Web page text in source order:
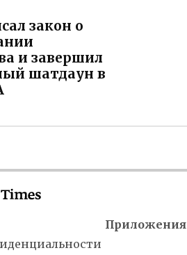
закон о
и завершил
шатдаун в
Приложения